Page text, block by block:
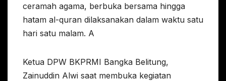
ceramah agama, berbuka bersama hingga
hatam al-quran dilaksanakan dalam waktu satu
hari satu malam. A
Ketua DPW BKPRMI Bangka Belitung,
Zainuddin Alwi saat membuka kegiatan